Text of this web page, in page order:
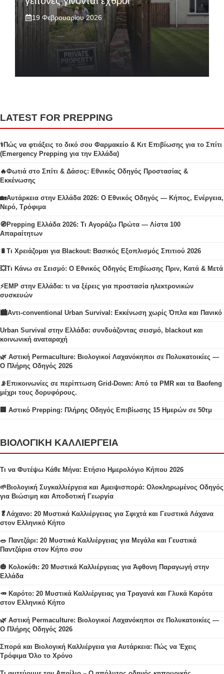
19 Φεβρουαρίου 2026
LATEST FOR PREPPING
⚕️Πώς να φτιάξεις το δικό σου Φαρμακείο & Κιτ Επιβίωσης για το Σπίτι
(Emergency Prepping για την Ελλάδα)
🔥Φωτιά στο Σπίτι & Δάσος: Εθνικός Οδηγός Προστασίας &
Εκκένωσης
🏡Αυτάρκεια στην Ελλάδα 2026: Ο Εθνικός Οδηγός — Κήπος, Ενέργεια,
Νερό, Τρόφιμα
🧭Prepping Ελλάδα 2026: Τι Αγοράζω Πρώτα — Λίστα 100
Απαραίτητων
🔋Τι Χρειάζομαι για Blackout: Βασικός Εξοπλισμός Σπιτιού 2026
💥Τι Κάνω σε Σεισμό: Ο Εθνικός Οδηγός Επιβίωσης Πριν, Κατά & Μετά
⚡EMP στην Ελλάδα: τι να ξέρεις για προστασία ηλεκτρονικών
συσκευών
🏙️Αντι-conventional Urban Survival: Εκκένωση χωρίς Όπλα και Πανικό
Urban Survival στην Ελλάδα: συνδυάζοντας σεισμό, blackout και
κοινωνική αναταραχή
🌿 Αστική Permaculture: Βιολογικοί Λαχανόκηποι σε Πολυκατοικίες —
Ο Πλήρης Οδηγός 2026
📡Επικοινωνίες σε περίπτωση Grid-Down: Από τα PMR και τα Baofeng
μέχρι τους δορυφόρους.
🏢 Αστικό Prepping: Πλήρης Οδηγός Επιβίωσης 15 Ημερών σε 50τμ
ΒΙΟΛΟΓΙΚΗ ΚΑΛΛΙΕΡΓΕΙΑ
Τι να Φυτέψω Κάθε Μήνα: Ετήσιο Ημερολόγιο Κήπου 2026
🌱Βιολογική Συγκαλλιέργεια και Αμειψισπορά: Ολοκληρωμένος Οδηγός
για Βιώσιμη και Αποδοτική Γεωργία
🥬Λάχανο: 20 Μυστικά Καλλιέργειας για Σφιχτά και Γευστικά Λάχανα
στον Ελληνικό Κήπο
🥗 Παντζάρι: 20 Μυστικά Καλλιέργειας για Μεγάλα και Γευστικά
Παντζάρια στον Κήπο σου
🎃 Κολοκύθι: 20 Μυστικά Καλλιέργειας για Άφθονη Παραγωγή στην
Ελλάδα
🥕 Καρότο: 20 Μυστικά Καλλιέργειας για Τραγανά και Γλυκά Καρότα
στον Ελληνικό Κήπο
🌿 Αστική Permaculture: Βιολογικοί Λαχανόκηποι σε Πολυκατοικίες —
Ο Πλήρης Οδηγός 2026
Σπορά και Βιολογική Καλλιέργεια για Αυτάρκεια: Πώς να Έχεις
Τρόφιμα Όλο το Χρόνο